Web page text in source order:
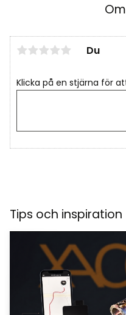
Du
Klicka på en stjärna för
Tips och inspiration